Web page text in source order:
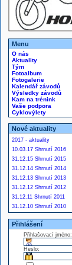
Menu
O nás
Aktuality
Tým
Fotoalbum
Fotogalerie
Kalendář závodů
Výsledky závodů
Kam na trénink
Vaše podpora
Cyklovýlety
Nové aktuality
2017 - aktuality
10.03.17 Shrnutí 2016
31.12.15 Shrnutí 2015
31.12.14 Shrnutí 2014
31.12.13 Shrnutí 2013
31.12.12 Shrnutí 2012
31.12.11 Shrnutí 2011
31.12.10 Shrnutí 2010
Přihlášení
Přihlašovací jméno:
Heslo: